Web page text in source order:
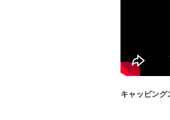
キャッピング